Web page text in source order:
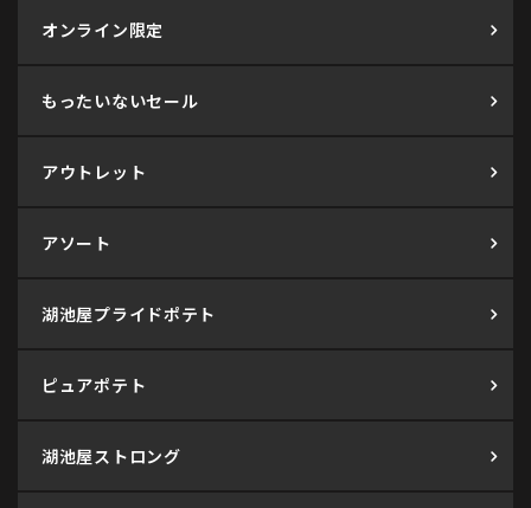
オンライン限定
もったいないセール
アウトレット
アソート
湖池屋プライドポテト
ピュアポテト
湖池屋ストロング